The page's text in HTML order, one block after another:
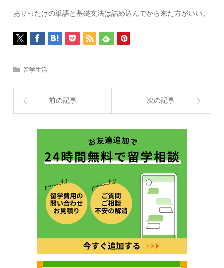
ありったけの単語と基礎文法は詰め込んでから来た方がいい。
留学生活
前の記事 次の記事